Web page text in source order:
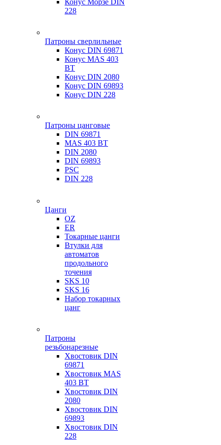
Конус Морзе DIN
228
Патроны сверлильные
Конус DIN 69871
Конус MAS 403
BT
Конус DIN 2080
Конус DIN 69893
Конус DIN 228
Патроны цанговые
DIN 69871
MAS 403 BT
DIN 2080
DIN 69893
PSC
DIN 228
Цанги
OZ
ER
Токарные цанги
Втулки для
автоматов
продольного
точения
SKS 10
SKS 16
Набор токарных
цанг
Патроны
резьбонарезные
Хвостовик DIN
69871
Хвостовик MAS
403 BT
Хвостовик DIN
2080
Хвостовик DIN
69893
Хвостовик DIN
228